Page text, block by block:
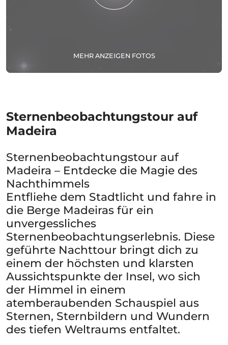
MEHR ANZEIGEN FOTOS
Sternenbeobachtungstour auf
Madeira
Sternenbeobachtungstour auf
Madeira – Entdecke die Magie des
Nachthimmels
Entfliehe dem Stadtlicht und fahre in
die Berge Madeiras für ein
unvergessliches
Sternenbeobachtungserlebnis. Diese
geführte Nachttour bringt dich zu
einem der höchsten und klarsten
Aussichtspunkte der Insel, wo sich
der Himmel in einem
atemberaubenden Schauspiel aus
Sternen, Sternbildern und Wundern
des tiefen Weltraums entfaltet.